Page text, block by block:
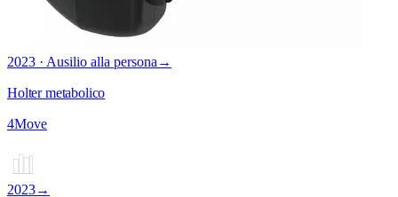
2023 · Ausilio alla persona →
Holter metabolico
4Move
2023→